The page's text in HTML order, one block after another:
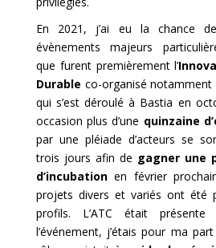
En 2021, j’ai eu la chance
évènements majeurs
que furent premièrement l’
Durable co-organisé notamment
qui s’est déroulé à Bastia en
occasion plus d’une quinzaine
par une pléiade d’acteurs se
trois jours afin de gagner une
d’incubationen février
projets divers et variés ont été
profils. L’ATC était
l’événement, j’étais pour ma